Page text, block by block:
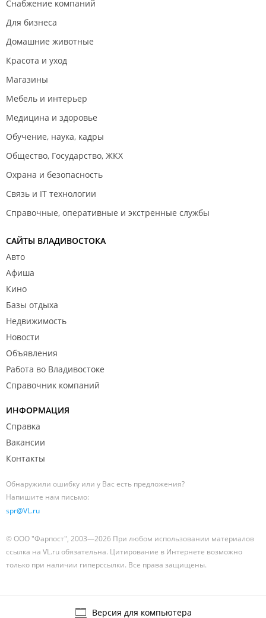
Снабжение компаний
Для бизнеса
Домашние животные
Красота и уход
Магазины
Мебель и интерьер
Медицина и здоровье
Обучение, наука, кадры
Общество, Государство, ЖКХ
Охрана и безопасность
Связь и IT технологии
Справочные, оперативные и экстренные службы
САЙТЫ ВЛАДИВОСТОКА
Авто
Афиша
Кино
Базы отдыха
Недвижимость
Новости
Объявления
Работа во Владивостоке
Справочник компаний
ИНФОРМАЦИЯ
Справка
Вакансии
Контакты
Обнаружили ошибку или у Вас есть предложения?
Напишите нам письмо:
spr@VL.ru
© ООО "Фарпост", 2003—2026 При любом использовании материалов
ссылка на VL.ru обязательна. Цитирование в Интернете возможно
только при наличии гиперссылки. Все права защищены.
Версия для компьютера